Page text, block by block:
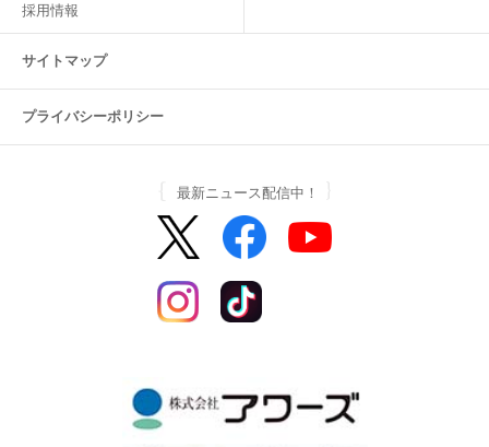
採用情報
サイトマップ
プライバシーポリシー
最新ニュース配信中！